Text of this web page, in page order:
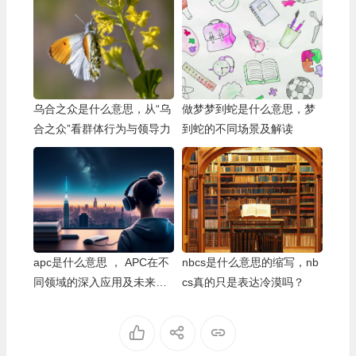
乌合之众是什么意思，从“乌
合之众”看群体行为与领导力
做梦梦到蛇是什么意思，梦
到蛇的不同场景及解读
apc是什么意思 ， APC在不
同领域的深入应用及未来发
nbcs是什么意思的缩写，nb
cs真的只是表达冷漠吗？